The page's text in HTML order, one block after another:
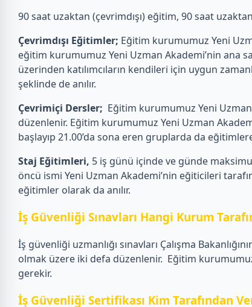
90 saat uzaktan (çevrimdışı) eğitim, 90 saat
Çevrimdışı Eğitimler; Eğitim kurumumuz Yeni
eğitim kurumumuz Yeni Uzman Akademi’nin ana
üzerinden katılımcıların kendileri için uygun
şeklinde de anılır.
Çevrimiçi Dersler; Eğitim kurumumuz Yeni
düzenlenir. Eğitim kurumumuz Yeni Uzman
başlayıp 21.00’da sona eren gruplarda da
Staj Eğitimleri, 5 iş günü içinde ve günde
öncü ismi Yeni Uzman Akademi’nin eğiticileri
eğitimler olarak da anılır.
İş Güvenliği Sınavları Hangi Kurum
İş güvenliği uzmanlığı sınavları Çalışma
olmak üzere iki defa düzenlenir. Eğitim
gerekir.
İş Güvenliği Sertifikası Kim Tarafından